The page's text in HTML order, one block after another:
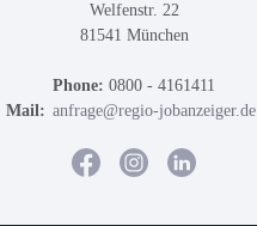
Welfenstr. 22
81541 München
Phone: 0800 - 4161411
Mail: anfrage@regio-jobanzeiger.de